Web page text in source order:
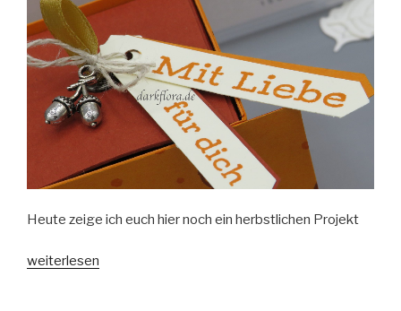
Heute zeige ich euch hier noch ein herbstlichen Projekt
„Herbstlicher
weiterlesen